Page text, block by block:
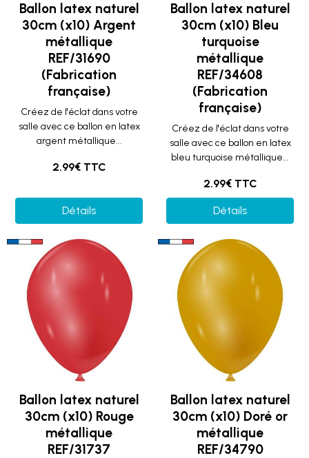
Ballon latex naturel
30cm (x10) Argent
métallique
REF/31690
(Fabrication
française)
Créez de l'éclat dans votre
salle avec ce ballon en latex
argent métallique...
2.99€ TTC
Détails
Ballon latex naturel
30cm (x10) Bleu
turquoise
métallique
REF/34608
(Fabrication
française)
Créez de l'éclat dans votre
salle avec ce ballon en latex
bleu turquoise métallique...
2.99€ TTC
Détails
Ballon latex naturel
30cm (x10) Rouge
métallique
REF/31737
Ballon latex naturel
30cm (x10) Doré or
métallique
REF/34790